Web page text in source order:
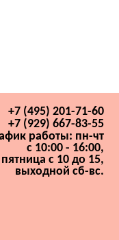
+7 (495) 201-71-60
+7 (929) 667-83-55
работы: пн-чт
с 10:00 - 16:00,
пятница с 10 до 15,
выходной сб-вс.